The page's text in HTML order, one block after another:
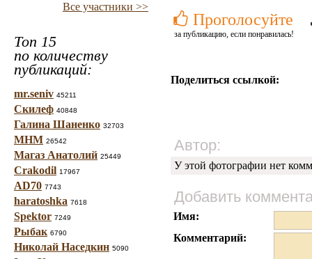
Все участники >>
Топ 15
по количеству
публикаций:
mr.seniv 45211
Скилеф 40848
Галина Шаненко 32703
МНМ 26542
Магаз Анатолий 25449
Crakodil 17967
AD70 7743
haratoshka 7618
Spektor 7249
Рыбак 6790
Николай Наседкин 5090
Проголосуйте
за публикацию, если понравилась!
Поделиться ссылкой:
Автор:
У этой фотографии нет
Добавить
Имя:
Комментарий: